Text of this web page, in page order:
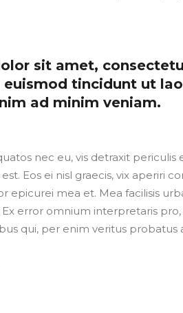
sit amet,
euismod tincidunt ut
ad minim veniam.
nec eu, vis detraxit periculis
Eos ei nisl graecis, vix aperiri
epicurei mea et. Mea facilisis
error omnium interpretaris
qui, per enim veritus probatus